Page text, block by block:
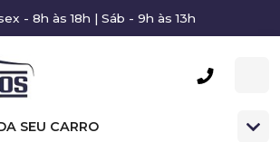
- 8h às 18h | Sáb - 9h às 13h
SEU CARRO